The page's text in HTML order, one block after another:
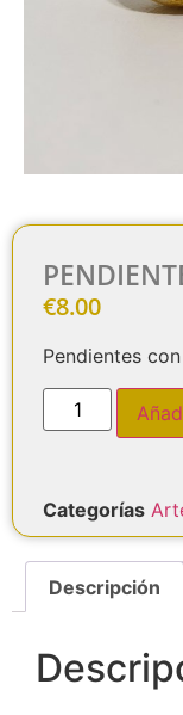
€8.00
Pendientes
Categorías
Descripción